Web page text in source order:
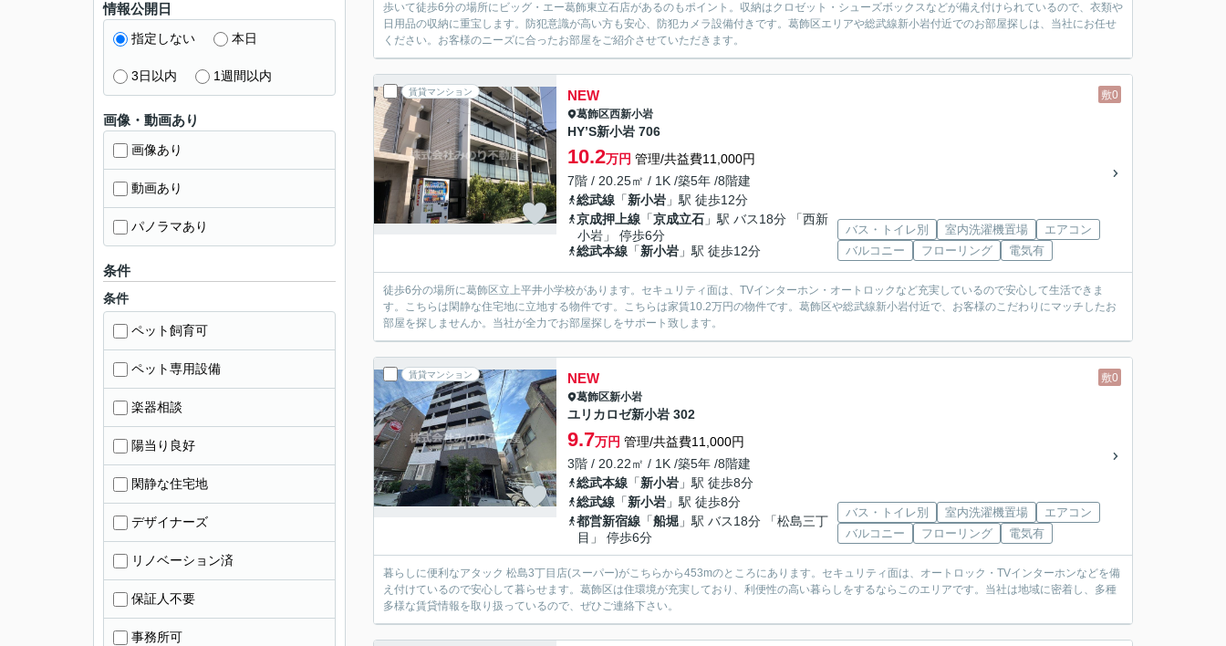
歩いて徒歩6分の場所にビッグ・エー葛飾東立石店があるのもポイント。収納はクロゼット・シューズボックスなどが備え付けられているので、衣類や
日用品の収納に重宝します。防犯意識が高い方も安心、防犯カメラ設備付きです。葛飾区エリアや総武線新小岩付近でのお部屋探しは、当社にお任せ
ください。お客様のニーズに合ったお部屋をご紹介させていただきます。
賃貸マンション 敷0
NEW
葛飾区西新小岩
HY’S新小岩 706
10.2万円 管理/共益費11,000円
7階 / 20.25㎡ / 1K /築5年 /8階建
総武線 「新小岩 」駅 徒歩12分
京成押上線 「京成立石 」駅 バス18分 「西新
小岩」 停歩6分
総武本線 「新小岩 」駅 徒歩12分
バス・トイレ別 室内洗濯機置場
エアコン
バルコニー
フローリング 電気有
徒歩6分の場所に葛飾区立上平井小学校があります。セキュリティ面は、TVインターホン・オートロックなど充実しているので安心して生活できま
す。こちらは閑静な住宅地に立地する物件です。こちらは家賃10.2万円の物件です。葛飾区や総武線新小岩付近で、お客様のこだわりにマッチしたお
部屋を探しませんか。当社が全力でお部屋探しをサポート致します。
賃貸マンション 敷0
NEW
葛飾区新小岩
ユリカロゼ新小岩 302
9.7万円 管理/共益費11,000円
3階 / 20.22㎡ / 1K /築5年 /8階建
総武本線 「新小岩 」駅 徒歩8分
総武線 「新小岩 」駅 徒歩8分
都営新宿線 「船堀 」駅 バス18分 「松島三丁
目」 停歩6分
バス・トイレ別 室内洗濯機置場
エアコン
バルコニー
フローリング 電気有
暮らしに便利なアタック 松島3丁目店(スーパー)がこちらから453mのところにあります。セキュリティ面は、オートロック・TVインターホンなどを備
え付けているので安心して暮らせます。葛飾区は住環境が充実しており、利便性の高い暮らしをするならこのエリアです。当社は地域に密着し、多種
多様な賃貸情報を取り扱っているので、ぜひご連絡下さい。
情報公開日
指定しない 本日
3日以内 1週間以内
画像・動画あり
画像あり
動画あり
パノラマあり
条件
条件
ペット飼育可
ペット専用設備
楽器相談
陽当り良好
閑静な住宅地
デザイナーズ
リノベーション済
保証人不要
事務所可